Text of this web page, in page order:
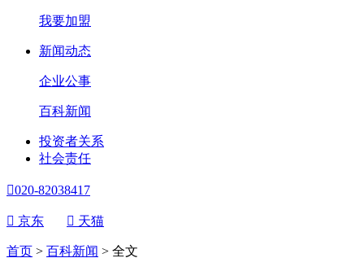
我要加盟
新闻动态
企业公事
百科新闻
投资者关系
社会责任
020-82038417
 京东  天猫
首页 > 百科新闻 > 全文